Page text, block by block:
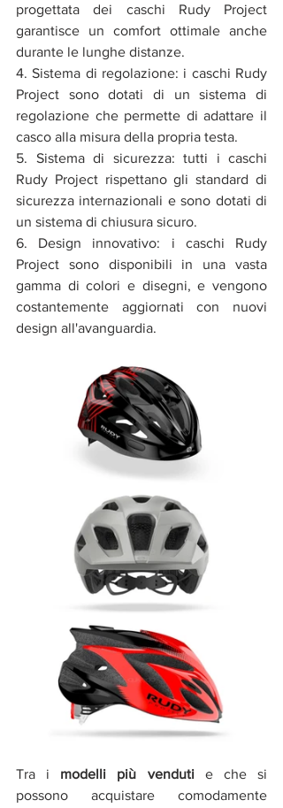
progettata dei caschi Rudy Project
garantisce un comfort ottimale anche
durante le lunghe distanze.
4. Sistema di regolazione: i caschi Rudy
Project sono dotati di un sistema di
regolazione che permette di adattare il
casco alla misura della propria testa.
5. Sistema di sicurezza: tutti i caschi
Rudy Project rispettano gli standard di
sicurezza internazionali e sono dotati di
un sistema di chiusura sicuro.
6. Design innovativo: i caschi Rudy
Project sono disponibili in una vasta
gamma di colori e disegni, e vengono
costantemente aggiornati con nuovi
design all'avanguardia.
Tra i modelli più venduti e che si
possono acquistare comodamente